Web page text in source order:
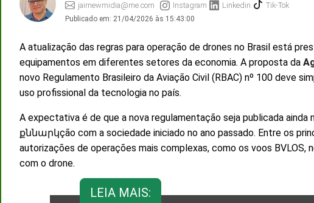
jairnewmidia@me.com Instagram Linkedin Tik-Tok
Publicado em: 21/04/2026 às 15:43:00
A atualização das regras para operação de drones no Brasil está
equipamentos em diferentes setores da economia. A proposta da
novo Regulamento Brasileiro da Aviação Civil (RBAC) nº 100 deve
uso profissional da tecnologia no país.
A expectativa é de que a nova regulamentação seja publicada
քննարկção com a sociedade iniciado no ano passado. Entre os
autorizações de operações mais complexas, como os voos
com o drone.
LEIA MAIS: